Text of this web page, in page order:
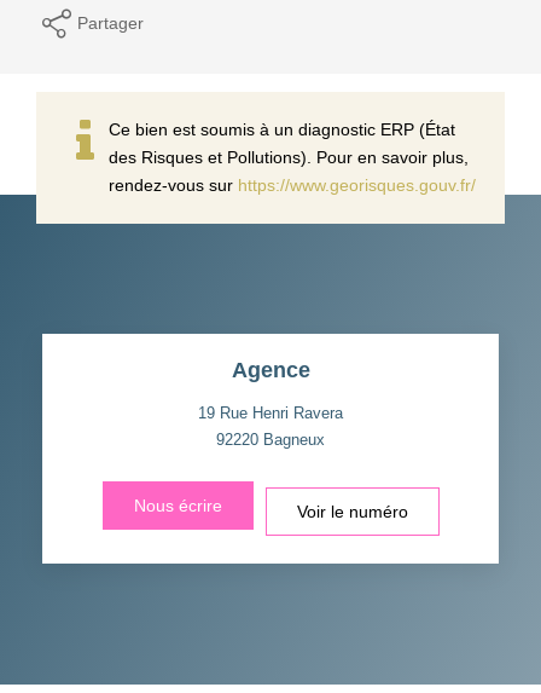
Partager
Ce bien est soumis à un diagnostic ERP (État
des Risques et Pollutions). Pour en savoir plus,
rendez-vous sur https://www.georisques.gouv.fr/
Agence
19 Rue Henri Ravera
92220 Bagneux
Nous écrire Voir le numéro